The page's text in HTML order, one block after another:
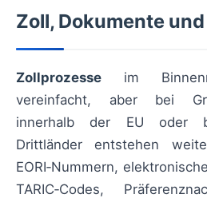
Zoll, Dokumente
Zollprozesse im
vereinfacht, aber bei
innerhalb der EU oder
Drittländer entstehen
EORI‑Nummern,
TARIC‑Codes,